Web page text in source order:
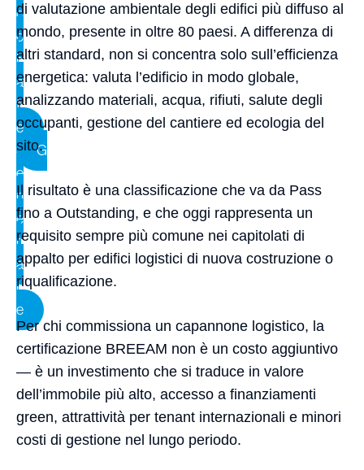
c
c
i
a
t
e
G
e
n
e
r
a
l
e
di valutazione ambientale degli edifici più diffuso al
mondo, presente in oltre 80 paesi. A differenza di
altri standard, non si concentra solo sull’efficienza
energetica: valuta l’edificio in modo globale,
analizzando materiali, acqua, rifiuti, salute degli
occupanti, gestione del cantiere ed ecologia del
sito.
Il risultato è una classificazione che va da Pass
fino a Outstanding, e che oggi rappresenta un
requisito sempre più comune nei capitolati di
appalto per edifici logistici di nuova costruzione o
riqualificazione.
Per chi commissiona un capannone logistico, la
certificazione BREEAM non è un costo aggiuntivo
— è un investimento che si traduce in valore
dell’immobile più alto, accesso a finanziamenti
green, attrattività per tenant internazionali e minori
costi di gestione nel lungo periodo.